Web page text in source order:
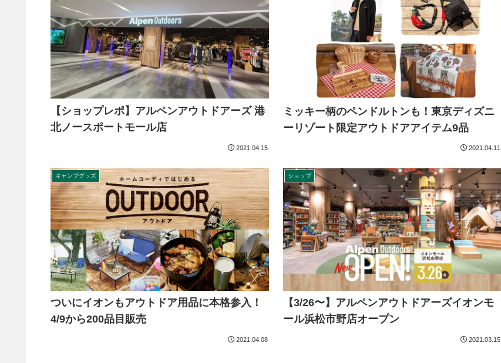
【ショップレポ】アルペンアウトドアーズ 港
北ノースポートモール店
2021.04.15
ミッキー柄のペンドルトンも！東京ディズニ
ーリゾート限定アウトドアアイテム9品
2021.04.11
キャンプグッズ
ついにイオンもアウトドア用品に本格参入！
4/9から200品目販売
2021.04.08
ショップ
【3/26〜】アルペンアウトドアーズイオンモ
ール浜松市野店オープン
2021.03.15